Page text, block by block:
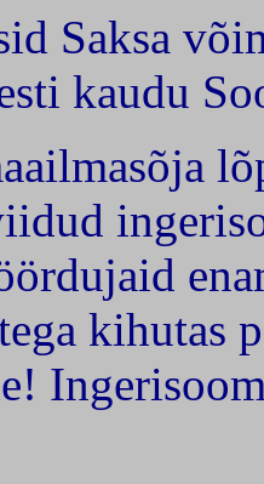
Saksa
kaudu
kihutas